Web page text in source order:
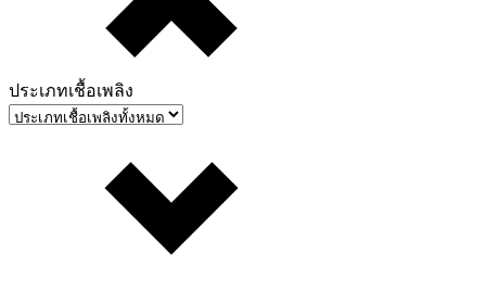
ประเภทเชื้อเพลิง